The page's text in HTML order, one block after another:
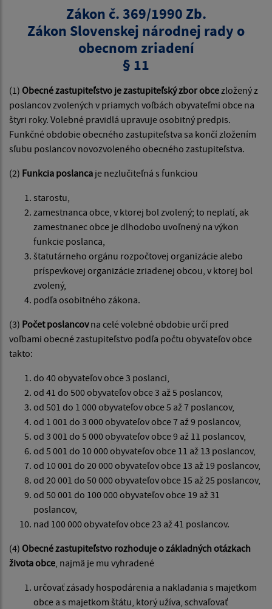
Zákon č. 369/1990 Zb.
Zákon Slovenskej národnej rady o
obecnom zriadení
§ 11
(1) Obecné zastupiteľstvo je zastupiteľský zbor obce zložený z
poslancov zvolených v priamych voľbách obyvateľmi obce na
štyri roky. Volebné pravidlá upravuje osobitný predpis.
Funkčné obdobie obecného zastupiteľstva sa končí zložením
sľubu poslancov novozvoleného obecného zastupiteľstva.
(2) Funkcia poslanca je nezlučiteľná s funkciou
starostu,
zamestnanca obce, v ktorej bol zvolený; to neplatí, ak
zamestnanec obce je dlhodobo uvoľnený na výkon
funkcie poslanca,
štatutárneho orgánu rozpočtovej organizácie alebo
príspevkovej organizácie zriadenej obcou, v ktorej bol
zvolený,
podľa osobitného zákona.
(3) Počet poslancovna celé volebné obdobie určí pred
voľbami obecné zastupiteľstvo podľa počtu obyvateľov obce
takto:
do 40 obyvateľov obce 3 poslanci,
od 41 do 500 obyvateľov obce 3 až 5 poslancov,
od 501 do 1 000 obyvateľov obce 5 až 7 poslancov,
od 1 001 do 3 000 obyvateľov obce 7 až 9 poslancov,
od 3 001 do 5 000 obyvateľov obce 9 až 11 poslancov,
od 5 001 do 10 000 obyvateľov obce 11 až 13 poslancov,
od 10 001 do 20 000 obyvateľov obce 13 až 19 poslancov,
od 20 001 do 50 000 obyvateľov obce 15 až 25 poslancov,
od 50 001 do 100 000 obyvateľov obce 19 až 31
poslancov,
nad 100 000 obyvateľov obce 23 až 41 poslancov.
(4) Obecné zastupiteľstvo rozhoduje o základných otázkach
života obce , najmä je mu vyhradené
určovať zásady hospodárenia a nakladania s majetkom
obce a s majetkom štátu, ktorý užíva, schvaľovať